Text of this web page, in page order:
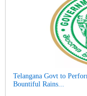
Telangana Govt to
Bountiful Rains...